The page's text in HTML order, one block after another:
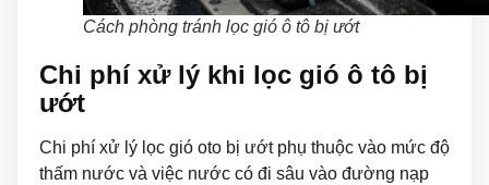
Cách phòng tránh lọc gió ô tô bị ướt
Chi phí xử lý khi lọc gió ô tô bị
ướt
Chi phí xử lý lọc gió oto bị ướt phụ thuộc vào mức độ
thấm nước và việc nước có đi sâu vào đường nạp